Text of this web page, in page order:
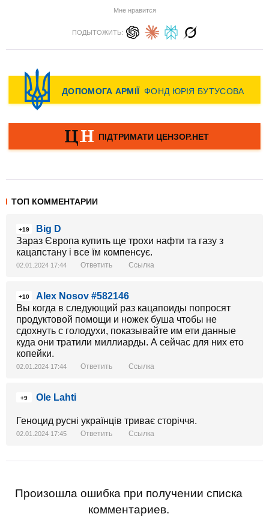
Мне нравится
ПОДЫТОЖИТЬ:
ТОП КОММЕНТАРИИ
+19
Big D
Зараз Європа купить ще трохи нафти та газу з
кацапстану і все їм компенсує.
02.01.2024 17:44 Ответить Ссылка
+10
Alex Nosov #582146
Вы когда в следующий раз кацапоиды попросят
продуктовой помощи и ножек буша чтобы не
сдохнуть с голодухи, показывайте им ети данные
куда они тратили миллиарды. А сейчас для них ето
копейки.
02.01.2024 17:44 Ответить Ссылка
+9 Ole Lahti
Геноцид русні українців триває сторіччя.
02.01.2024 17:45 Ответить Ссылка
Произошла ошибка при получении списка
комментариев.